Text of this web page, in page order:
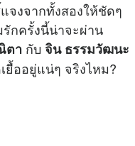
จงจากทั้งสองให้ชัดๆ
กครั้งนี้น่าจะผ่าน
ตา กับจิน ธรรมวัฒนะ
ออยู่แน่ๆ จริงไหม?